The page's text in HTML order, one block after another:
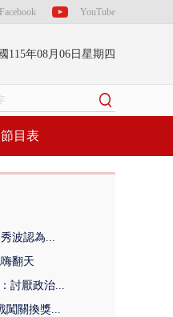
Facebook YouTube
115年08月06日星期四
節目表
波認為...
翻天
討厭政治...
闖關換獎...